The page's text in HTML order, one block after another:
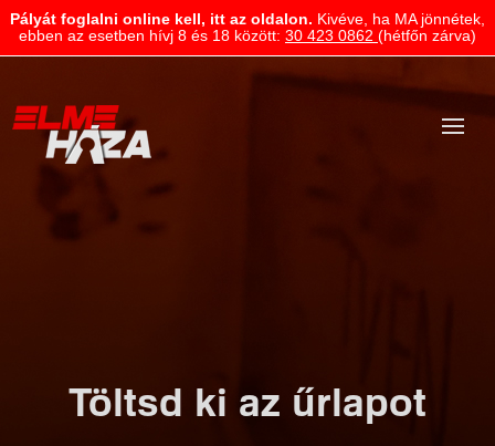
Pályát foglalni online kell, itt az oldalon. Kivéve, ha MA jönnétek,
ebben az esetben hívj 8 és 18 között: 30 423 0862 (hétfőn zárva)
Töltsd ki az űrlapot